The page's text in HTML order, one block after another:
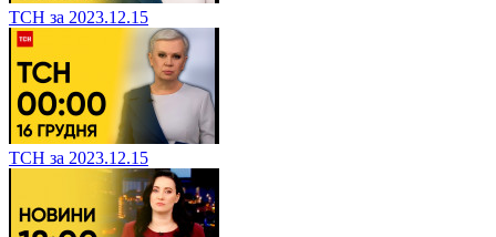
ТСН за 2023.12.15
ТСН за 2023.12.15